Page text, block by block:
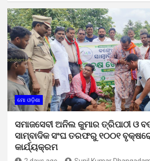
ମୋ ଓଡ଼ିଶା
ସମାଜସେବୀ ଅନିଲ କୁମାର ତ୍ରିପାଠୀ ଓ
ସାମ୍ବାଦିକ ସଂଘ ତରଫରୁ ୧୦୦୧
କାର୍ଯ୍ୟକ୍ରମ